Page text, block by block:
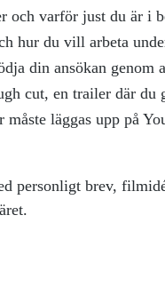
och varför just du är i
hur du vill arbeta
din ansökan genom
cut, en trailer där
läggas upp på
personligt brev,